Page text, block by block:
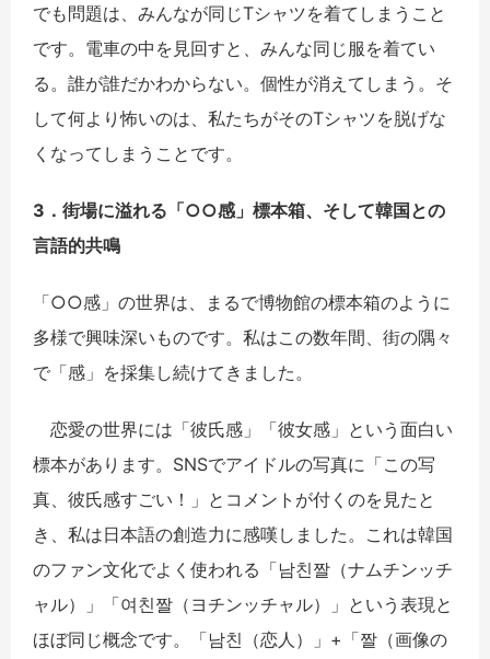
でも問題は、みんなが同じTシャツを着てしまうこと
です。電車の中を見回すと、みんな同じ服を着てい
る。誰が誰だかわからない。個性が消えてしまう。そ
して何より怖いのは、私たちがそのTシャツを脱げな
くなってしまうことです。
3．街場に溢れる「○○感」標本箱、そして韓国との
言語的共鳴
「○○感」の世界は、まるで博物館の標本箱のように
多様で興味深いものです。私はこの数年間、街の隅々
で「感」を採集し続けてきました。
恋愛の世界には「彼氏感」「彼女感」という面白い
標本があります。SNSでアイドルの写真に「この写
真、彼氏感すごい！」とコメントが付くのを見たと
き、私は日本語の創造力に感嘆しました。これは韓国
のファン文化でよく使われる「남친짤（ナムチンッチ
ャル）」「여친짤（ヨチンッチャル）」という表現と
ほぼ同じ概念です。「남친（恋人）」+「짤（画像の